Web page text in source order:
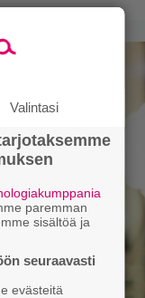
Valintasi
paremman
sisältöä ja
seuraavasti
evästeitä